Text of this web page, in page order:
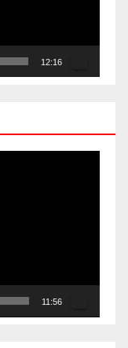
12:16
11:56